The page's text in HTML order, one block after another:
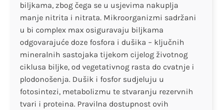
biljkama, zbog čega se u usjevima nakuplja
manje nitrita i nitrata. Mikroorganizmi sadržani
u bi complex max osiguravaju biljkama
odgovarajuće doze fosfora i dušika – ključnih
mineralnih sastojaka tijekom cijelog životnog
ciklusa biljke, od vegetativnog rasta do cvatnje i
plodonošenja. Dušik i fosfor sudjeluju u
fotosintezi, metabolizmu te stvaranju rezervnih
tvari i proteina. Pravilna dostupnost ovih